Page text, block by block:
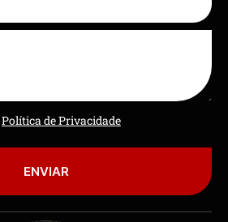
Política de Privacidade
ENVIAR